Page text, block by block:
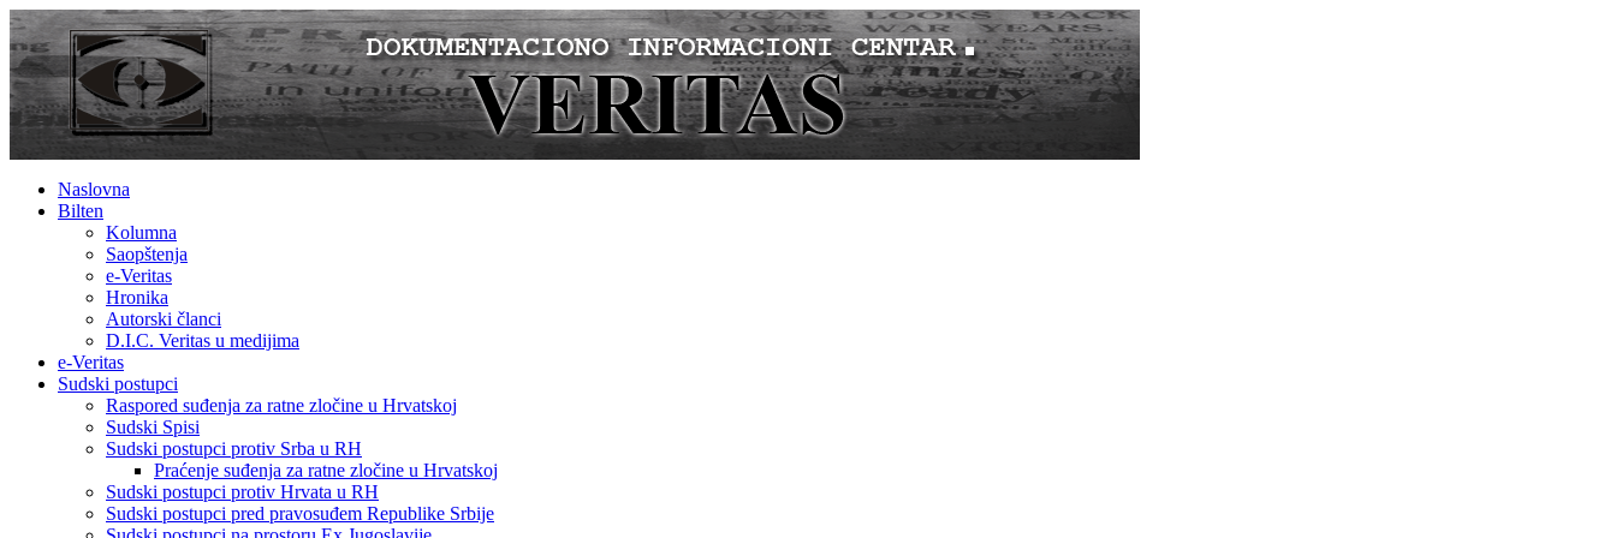
Naslovna
Bilten
Kolumna
Saopštenja
e-Veritas
Hronika
Autorski članci
D.I.C. Veritas u medijima
e-Veritas
Sudski postupci
Raspored suđenja za ratne zločine u Hrvatskoj
Sudski Spisi
Sudski postupci protiv Srba u RH
Praćenje suđenja za ratne zločine u Hrvatskoj
Sudski postupci protiv Hrvata u RH
Sudski postupci pred pravosuđem Republike Srbije